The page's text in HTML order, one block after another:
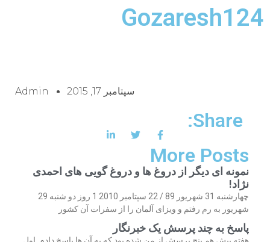
Gozaresh124
سپتامبر 17, 2015 Admin
Share:
More Posts
نمونه ای دیگر از دروغ ها و دروغ گویی های احمدی
نژاد!
چهارشنبه 31 شهریور 89 / 22 سپتامبر 2010 1 روز دو شنبه 29
شهریور به رم رفتم و ویزای آلمان را از سفرات آن کشور
پاسخ به چند پرسش یک خبرنگار